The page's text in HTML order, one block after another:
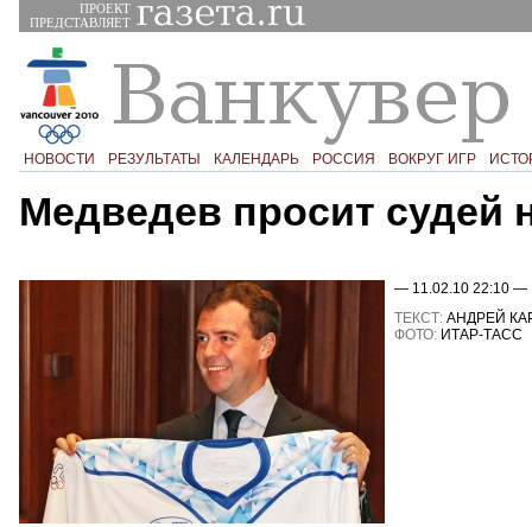
ПРОЕКТ
ПРЕДСТАВЛЯЕТ
НОВОСТИ РЕЗУЛЬТАТЫ КАЛЕНДАРЬ РОССИЯ ВОКРУГ ИГР
Медведев просит судей
— 11.02.10 22:10 —
ТЕКСТ: АНДРЕЙ
ФОТО: ИТАР-ТАСС